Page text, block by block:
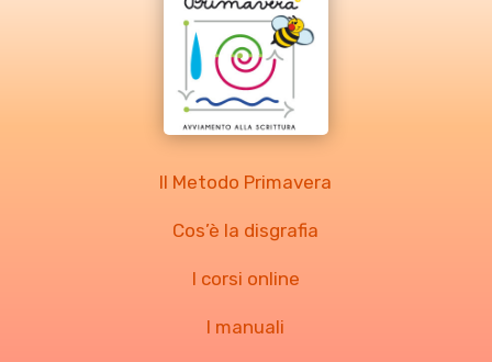
Il Metodo Primavera
Cos’è la disgrafia
I corsi online
I manuali